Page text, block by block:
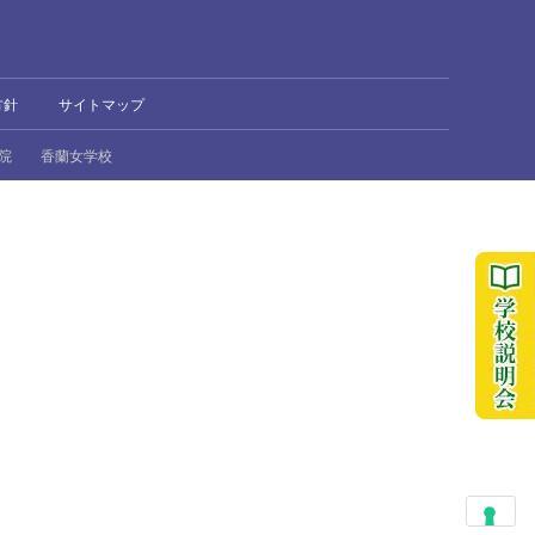
針 サイトマップ
香蘭女学校